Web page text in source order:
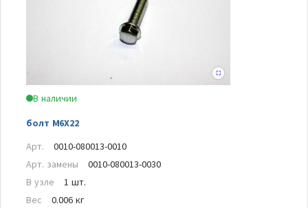
В наличии
болт M6X22
Арт.
0010-080013-0010
Арт. замены
0010-080013-0030
В узле
1 шт.
Вес
0.006 кг